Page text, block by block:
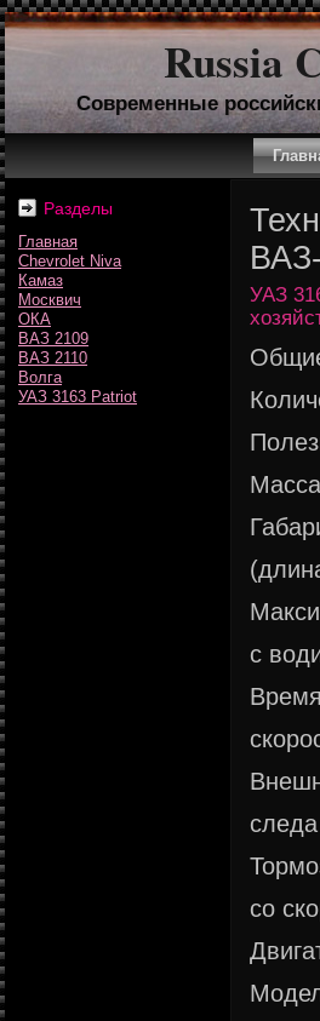
Russia
Современные
Разделы
Главная
Chevrolet Niva
Камаз
Москвич
ОКА
ВАЗ 2109
ВАЗ 2110
Волга
УАЗ 3163 Patriot
УАЗ
с
со